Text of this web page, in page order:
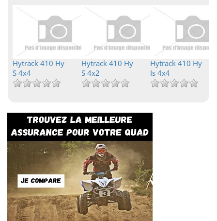
Hytrack 410 Hy
S 4x4
Hytrack 410 Hy
S 4x2
Hytrack 410 Hy
Is 4x4